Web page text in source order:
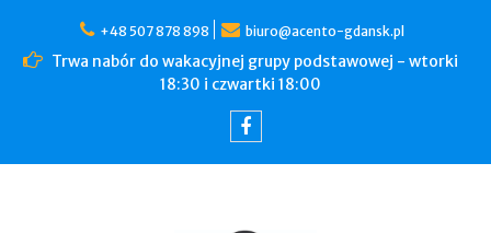
+48 507 878 898 biuro@acento-gdansk.pl
Trwa nabór do wakacyjnej grupy podstawowej - wtorki
18:30 i czwartki 18:00